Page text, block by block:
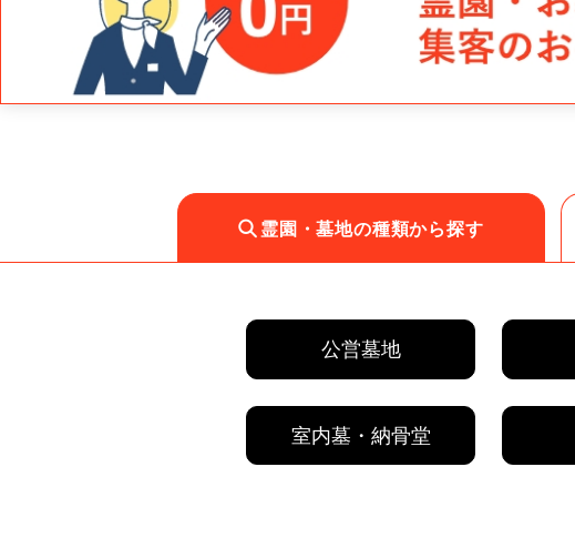
霊園・墓地の種類から探す
公営墓地
室内墓・納骨堂